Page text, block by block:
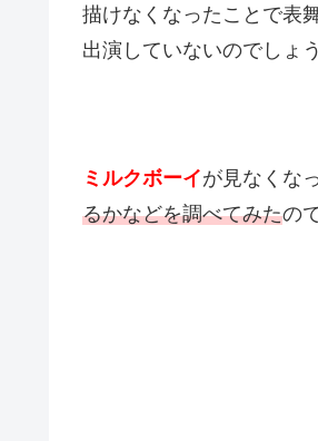
描けなくなったことで表
出演していないのでしょ
ミルクボーイが見なくな
るかなどを調べてみたの